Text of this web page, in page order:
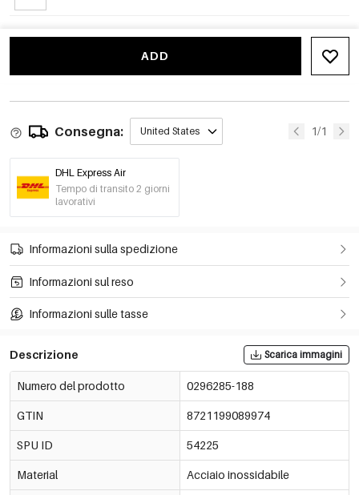
ADD
Consegna: United States 1/1
DHL Express Air
Tempo di transito 2 giorni
lavorativi
Informazioni sulla spedizione
Informazioni sul reso
Informazioni sulle tasse
Descrizione Scarica immagini
Numero del prodotto 0296285-188
GTIN 8721199089974
SPU ID 54225
Material Acciaio inossidabile